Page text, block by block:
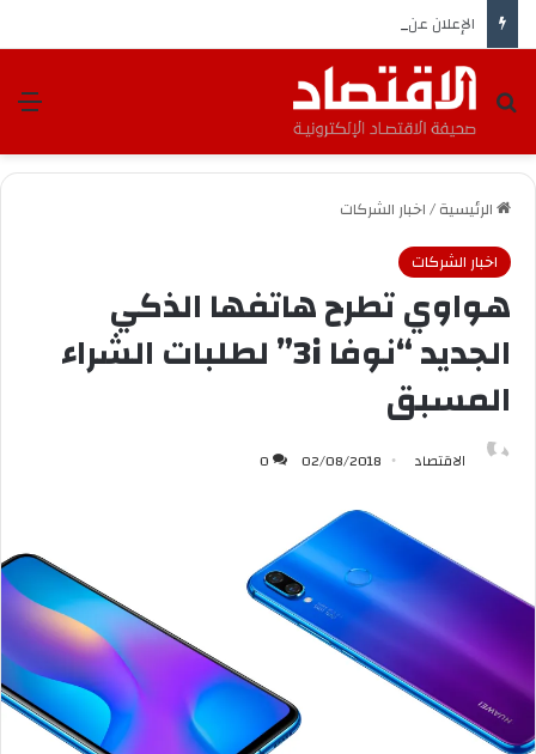
بحث عن
الرئيسية/اخبار الشركات
اخبار الشركات
هواوي تطرح هاتفها الذكي
الجديد “نوفا 3i” لطلبات الشراء
المسبق
الاقتصاد 02/08/2018
0